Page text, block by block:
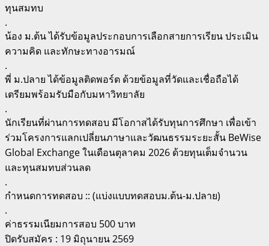
ทุนสมทบ
.
น้อง ม.ต้น ได้รับข้อมูลประกอบการเลือกสายการเรียน ประเมิน
ความคิด และทักษะทางอารมณ์
.
พี่ ม.ปลาย ได้ข้อมูลติดพอร์ต ด้วยข้อมูลที่วัดและเชื่อถือได้
เตรียมพร้อมรับมือกับมหาวิทยาลัย
.
นักเรียนที่ผ่านการทดสอบ มีโอกาสได้รับทุนการศึกษา เพื่อเข้า
ร่วมโครงการแลกเปลี่ยนภาษาและวัฒนธรรมระยะสั้น BeWise
Global Exchange ในเดือนตุลาคม 2026 ด้วยทุนเต็มจำนวน
และทุนสมทบส่วนลด
.
กำหนดการทดสอบ :: (แบ่งแบบทดสอบม.ต้น-ม.ปลาย)
.
️ค่าธรรมเนียมการสอบ 500 บาท
️ปิดรับสมัคร : 19 มิถุนายน 2569